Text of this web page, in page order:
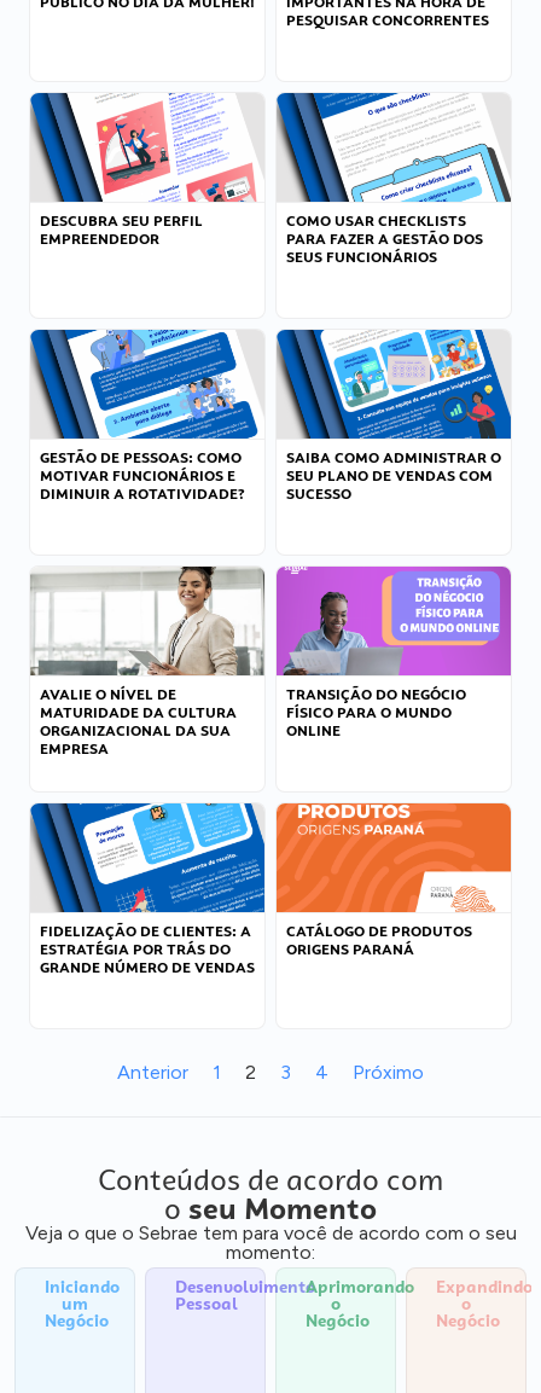
PESQUISAR CONCORRENTES
DESCUBRA SEU PERFIL
EMPREENDEDOR
COMO USAR CHECKLISTS
PARA FAZER A GESTÃO DOS
SEUS FUNCIONÁRIOS
GESTÃO DE PESSOAS: COMO
MOTIVAR FUNCIONÁRIOS E
DIMINUIR A ROTATIVIDADE?
SAIBA COMO ADMINISTRAR O
SEU PLANO DE VENDAS COM
SUCESSO
AVALIE O NÍVEL DE
MATURIDADE DA CULTURA
ORGANIZACIONAL DA SUA
EMPRESA
TRANSIÇÃO DO NEGÓCIO
FÍSICO PARA O MUNDO
ONLINE
FIDELIZAÇÃO DE CLIENTES: A
ESTRATÉGIA POR TRÁS DO
GRANDE NÚMERO DE VENDAS
CATÁLOGO DE PRODUTOS
ORIGENS PARANÁ
Anterior 1 2 3 4 Próximo
Conteúdos de acordo com
o seu Momento
Veja o que o Sebrae tem para você de acordo com o seu
momento:
Iniciando
um
Negócio
Desenvolvimento
Pessoal
Aprimorando
o
Negócio
Expandindo
o
Negócio